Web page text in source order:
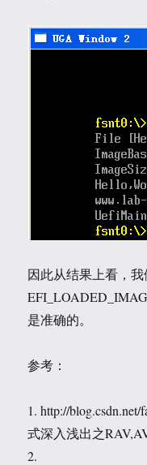
因此从结果上看，我
是准确的。
参考：
1. http://
式深入浅出之
2.